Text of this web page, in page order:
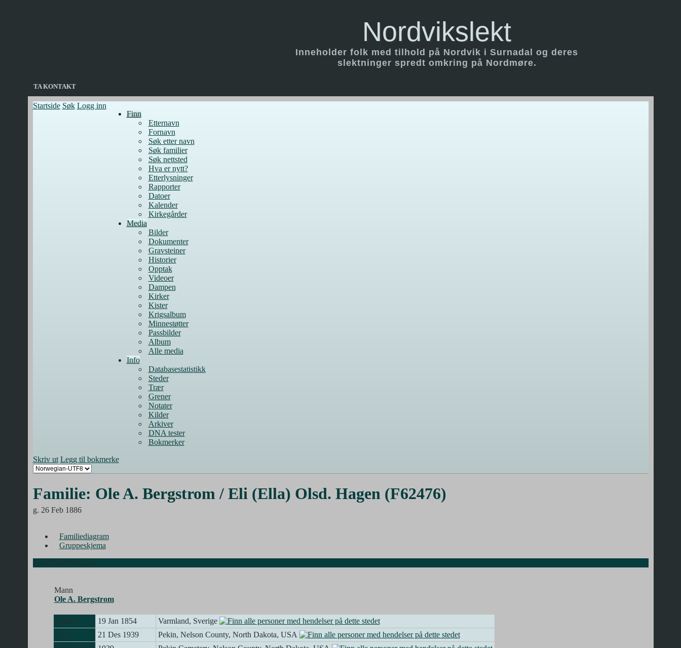
Nordvikslekt
Inneholder folk med tilhold på Nordvik i Surnadal og deres
slektninger spredt omkring på Nordmøre.
TA KONTAKT
Startside Søk Logg inn
Finn
Etternavn
Fornavn
Søk etter navn
Søk familier
Søk nettsted
Hva er nytt?
Etterlysninger
Rapporter
Datoer
Kalender
Kirkegårder
Media
Bilder
Dokumenter
Gravsteiner
Historier
Opptak
Videoer
Dampen
Kirker
Kister
Krigsalbum
Minnestøtter
Passbilder
Album
Alle media
Info
Databasestatistikk
Steder
Trær
Grener
Notater
Kilder
Arkiver
DNA tester
Bokmerker
Skriv ut Legg til bokmerke
Familie: Ole A. Bergstrom / Eli (Ella) Olsd. Hagen (F62476)
g. 26 Feb 1886
Familiediagram
Gruppeskjema
Familieinformasjon |
Mann
Ole A. Bergstrom
Fødsel 19 Jan 1854
Varmland, Sverige
Død
21 Des 1939
Pekin, Nelson County, North Dakota, USA